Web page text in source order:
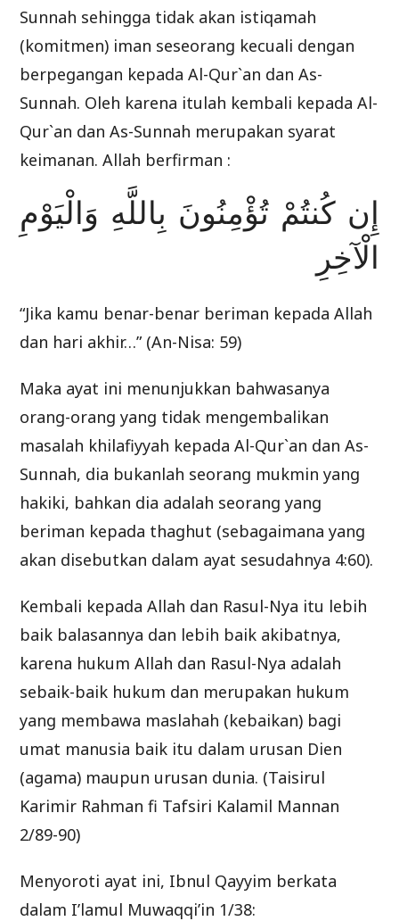
Sunnah sehingga tidak akan istiqamah
(komitmen) iman seseorang kecuali dengan
berpegangan kepada Al-Qur`an dan As-
Sunnah. Oleh karena itulah kembali kepada Al-
Qur`an dan As-Sunnah merupakan syarat
keimanan. Allah berfirman :
إِن كُنتُمْ تُؤْمِنُونَ بِاللَّهِ وَالْيَوْمِ
الْآخِرِ
“Jika kamu benar-benar beriman kepada Allah
dan hari akhir…” (An-Nisa: 59)
Maka ayat ini menunjukkan bahwasanya
orang-orang yang tidak mengembalikan
masalah khilafiyyah kepada Al-Qur`an dan As-
Sunnah, dia bukanlah seorang mukmin yang
hakiki, bahkan dia adalah seorang yang
beriman kepada thaghut (sebagaimana yang
akan disebutkan dalam ayat sesudahnya 4:60).
Kembali kepada Allah dan Rasul-Nya itu lebih
baik balasannya dan lebih baik akibatnya,
karena hukum Allah dan Rasul-Nya adalah
sebaik-baik hukum dan merupakan hukum
yang membawa maslahah (kebaikan) bagi
umat manusia baik itu dalam urusan Dien
(agama) maupun urusan dunia. (Taisirul
Karimir Rahman fi Tafsiri Kalamil Mannan
2/89-90)
Menyoroti ayat ini, Ibnul Qayyim berkata
dalam I’lamul Muwaqqi’in 1/38: